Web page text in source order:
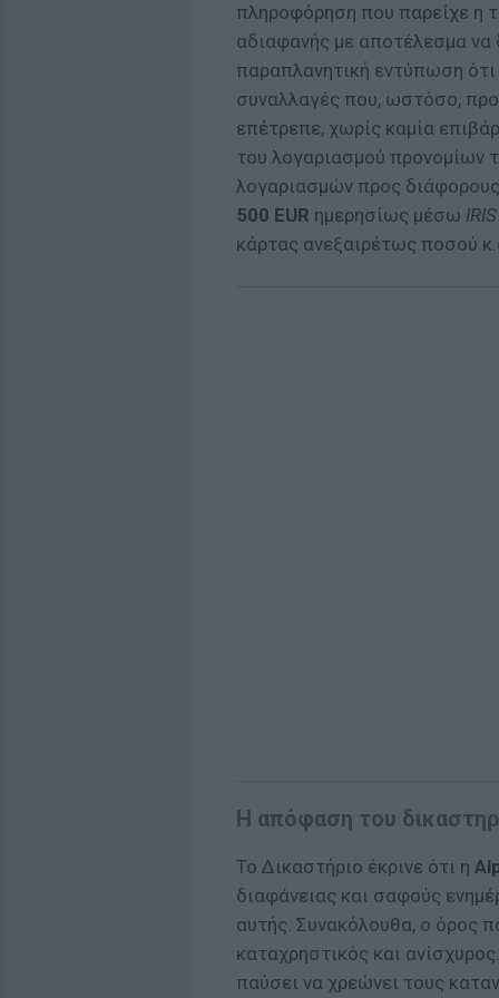
πληροφόρηση που παρείχε η
αδιαφανής με αποτέλεσμα να
παραπλανητική εντύπωση
συναλλαγές που, ωστόσο,
επέτρεπε, χωρίς καμία
του λογαριασμού προνομίων
λογαριασμών προς
500 EUR ημερησίως μέσω
κάρτας ανεξαιρέτως ποσού
Η απόφαση του
Το Δικαστήριο έκρινε ότι η
διαφάνειας και σαφούς
αυτής. Συνακόλουθα, ο όρος
καταχρηστικός και
παύσει να χρεώνει τους